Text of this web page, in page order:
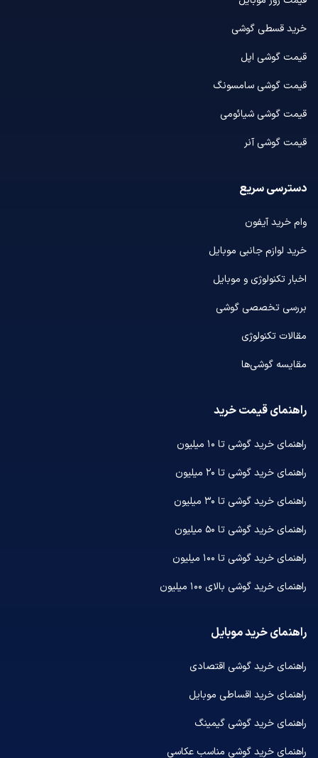
خرید قسطی گوشی
قیمت گوشی اپل
قیمت گوشی سامسونگ
قیمت گوشی شیائومی
قیمت گوشی آنر
دسترسی سریع
وام خرید آیفون
خرید لوازم جانبی موبایل
اخبار تکنولوژی و موبایل
بررسی تخصصی گوشی
مقالات تکنولوژی
مقایسه گوشی‌ها
راهنمای قیمت خرید
راهنمای خرید گوشی تا ۱۰ میلیون
راهنمای خرید گوشی تا ۲۰ میلیون
راهنمای خرید گوشی تا ۳۰ میلیون
راهنمای خرید گوشی تا ۵۰ میلیون
راهنمای خرید گوشی تا ۱۰۰ میلیون
راهنمای خرید گوشی بالای ۱۰۰ میلیون
راهنمای خرید موبایل
راهنمای خرید گوشی اقتصادی
راهنمای خرید اقساطی موبایل
راهنمای خرید گوشی گیمینگ
راهنمای خرید گوشی مناسب عکاسی